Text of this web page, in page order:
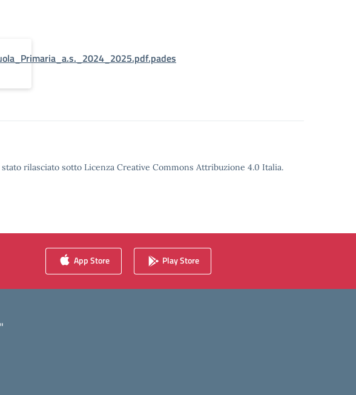
rilasciato sotto Licenza Creative Commons Attribuzione 4.0 Italia.
App Store Play Store